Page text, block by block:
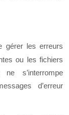
gérer les erreurs
ou les fichiers
s’interrompe
d’erreur